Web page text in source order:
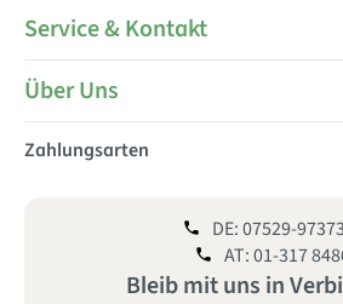
Service & Kontakt
Über Uns
Zahlungsarten
Bleib mit uns in
DE: 07529-
AT: 01-317